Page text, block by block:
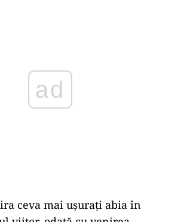
ad
ceva mai ușurați abia în